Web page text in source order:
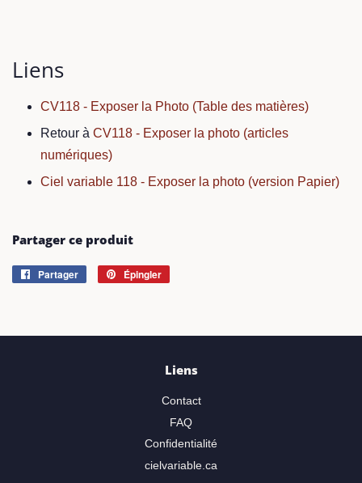
Liens
CV118 - Exposer la Photo (Table des matières)
Retour à CV118 - Exposer la photo (articles
numériques)
Ciel variable 118 - Exposer la photo (version Papier)
Partager ce produit
Partager
Partager Épingler
Liens
Contact
FAQ
Confidentialité
cielvariable.ca